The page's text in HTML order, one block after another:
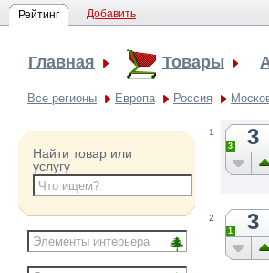
Рейтинг Добавить
Главная Товары
Все регионы Европа Россия
Найти товар или
услугу
1 3
3
2 3
1